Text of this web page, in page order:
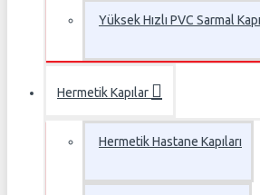
Yüksek Hızlı PVC Sarmal
Hermetik Kapılar
Hermetik Hastane Kapıları